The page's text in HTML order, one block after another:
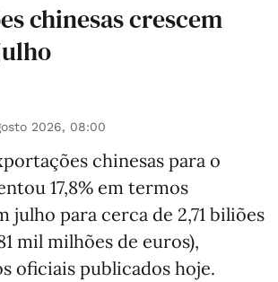
chinesas crescem
2026, 08:00
chinesas para o
17,8% em termos
julho para cerca de 2,71 biliões
mil milhões de euros),
oficiais publicados hoje.